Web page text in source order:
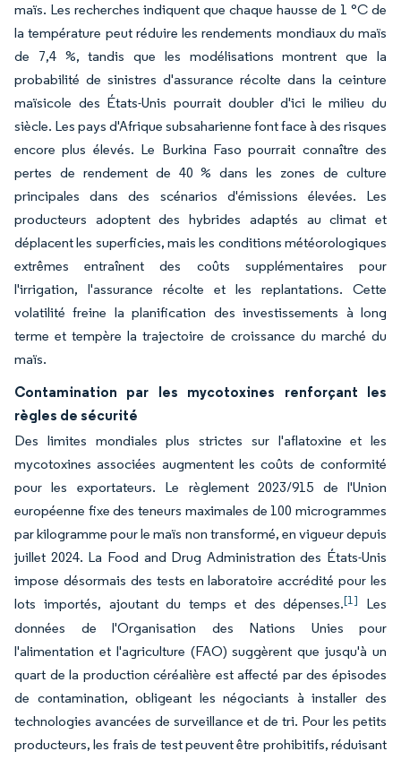
maïs. Les recherches indiquent que chaque hausse de 1 °C de
la température peut réduire les rendements mondiaux du maïs
de 7,4 %, tandis que les modélisations montrent que la
probabilité de sinistres d'assurance récolte dans la ceinture
maïsicole des États-Unis pourrait doubler d'ici le milieu du
siècle. Les pays d'Afrique subsaharienne font face à des risques
encore plus élevés. Le Burkina Faso pourrait connaître des
pertes de rendement de 40 % dans les zones de culture
principales dans des scénarios d'émissions élevées. Les
producteurs adoptent des hybrides adaptés au climat et
déplacent les superficies, mais les conditions météorologiques
extrêmes entraînent des coûts supplémentaires pour
l'irrigation, l'assurance récolte et les replantations. Cette
volatilité freine la planification des investissements à long
terme et tempère la trajectoire de croissance du marché du
maïs.
Contamination par les mycotoxines renforçant les
règles de sécurité
Des limites mondiales plus strictes sur l'aflatoxine et les
mycotoxines associées augmentent les coûts de conformité
pour les exportateurs. Le règlement 2023/915 de l'Union
européenne fixe des teneurs maximales de 100 microgrammes
par kilogramme pour le maïs non transformé, en vigueur depuis
juillet 2024. La Food and Drug Administration des États-Unis
impose désormais des tests en laboratoire accrédité pour les
lots importés, ajoutant du temps et des dépenses.[1]
Les
données de l'Organisation des Nations Unies pour
l'alimentation et l'agriculture (FAO) suggèrent que jusqu'à un
quart de la production céréalière est affecté par des épisodes
de contamination, obligeant les négociants à installer des
technologies avancées de surveillance et de tri. Pour les petits
producteurs, les frais de test peuvent être prohibitifs, réduisant